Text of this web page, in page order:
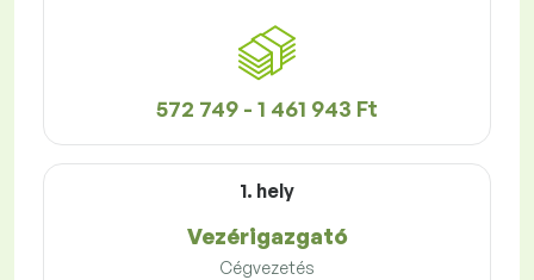
572 749 - 1 461 943 Ft
1. hely
Vezérigazgató
Cégvezetés